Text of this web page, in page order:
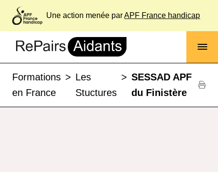
Une action menée parAPF France handicap
Formations
en France
> Les
Stuctures
> SESSAD APF
du Finistère